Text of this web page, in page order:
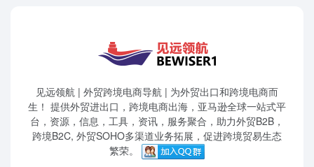
见远领航 | 外贸跨境电商导航 | 为外贸出口和跨境电商而
生！ 提供外贸进出口，跨境电商出海，亚马逊全球一站式平
台，资源，信息，工具，资讯，服务聚合，助力外贸B2B，
跨境B2C, 外贸SOHO多渠道业务拓展，促进跨境贸易生态
繁荣。